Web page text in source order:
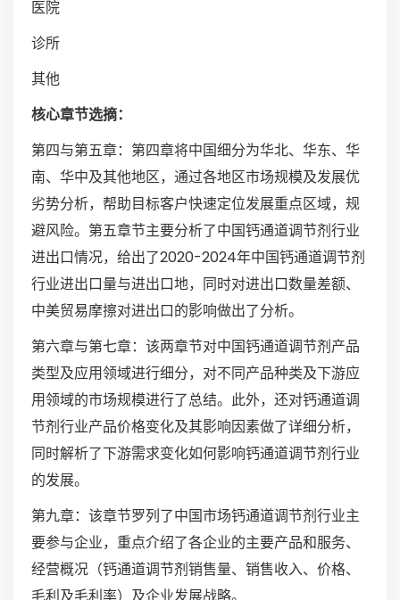
医院
诊所
其他
核心章节选摘：
第四与第五章：第四章将中国细分为华北、华东、华
南、华中及其他地区，通过各地区市场规模及发展优
劣势分析，帮助目标客户快速定位发展重点区域，规
避风险。第五章节主要分析了中国钙通道调节剂行业
进出口情况，给出了2020-2024年中国钙通道调节剂
行业进出口量与进出口地，同时对进出口数量差额、
中美贸易摩擦对进出口的影响做出了分析。
第六章与第七章：该两章节对中国钙通道调节剂产品
类型及应用领域进行细分，对不同产品种类及下游应
用领域的市场规模进行了总结。此外，还对钙通道调
节剂行业产品价格变化及其影响因素做了详细分析，
同时解析了下游需求变化如何影响钙通道调节剂行业
的发展。
第九章：该章节罗列了中国市场钙通道调节剂行业主
要参与企业，重点介绍了各企业的主要产品和服务、
经营概况（钙通道调节剂销售量、销售收入、价格、